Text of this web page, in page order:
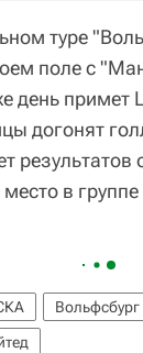
туре
поле с
день примет
догонят
результатов
в
Вольфсбург